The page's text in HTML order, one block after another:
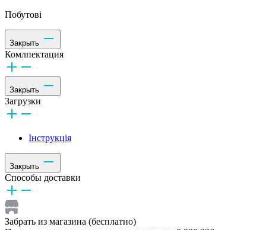
Побутові
Закрыть
Комлпектация
Закрыть
Загрузки
Інструкція
Закрыть
Способы доставки
Забрать из магазина (бесплатно)